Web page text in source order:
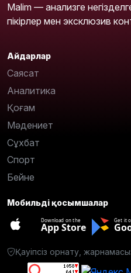
Malim — анализге
пікірлер мен эксклюзив
Айдарлар
Саясат
Аналитика
Қоғам
Мәдениет
Сұхбат
Спорт
Бейне
Мобильді қосымшалар
Download on the
App Store
Get it
Қауіпсіз орнату,